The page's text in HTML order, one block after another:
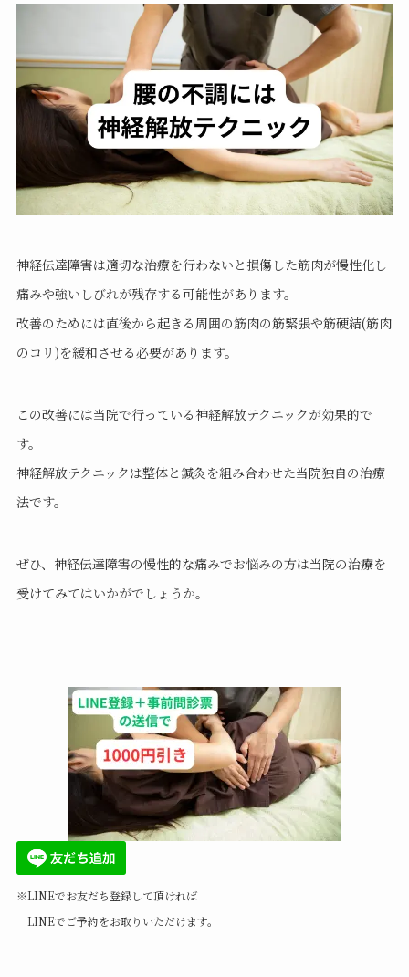
神経伝達障害は適切な治療を行わないと損傷した筋肉が慢性化し
痛みや強いしびれが残存する可能性があります。
改善のためには直後から起きる周囲の筋肉の筋緊張や筋硬結(筋肉
のコリ)を緩和させる必要があります。
この改善には当院で行っている神経解放テクニックが効果的で
す。
神経解放テクニックは整体と鍼灸を組み合わせた当院独自の治療
法です。
ぜひ、神経伝達障害の慢性的な痛みでお悩みの方は当院の治療を
受けてみてはいかがでしょうか。
※LINEでお友だち登録して頂ければ
LINEでご予約をお取りいただけます。